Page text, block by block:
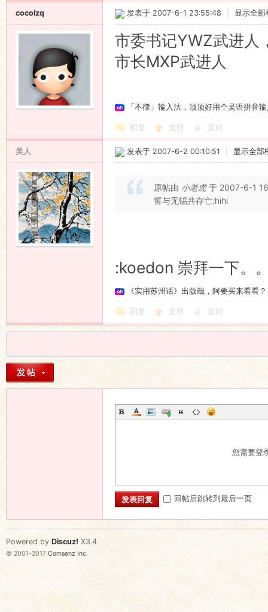
cocolzq 发表于 2007-6-1 23:55:48 显示全部
市委书记YWZ武进人
市长MXP武进人
「不律」输入法，顶顶好用个吴语拼音
回复 支持 反对
吴人 发表于 2007-6-2 00:10:51 显示全部
原帖由 小老虎于 2007-6-1
誓与无锡共存亡:hihi
:koedon 崇拜一下。
《实用苏州话》出版哉，阿要买来看看？
回复 支持 反对
您需要登
发表回复 回帖后跳转到最后一页
Powered by Discuz! X3.4
© 2001-2017 Comsenz Inc.